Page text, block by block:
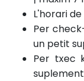
L'horari
Per
un petit
Per txec